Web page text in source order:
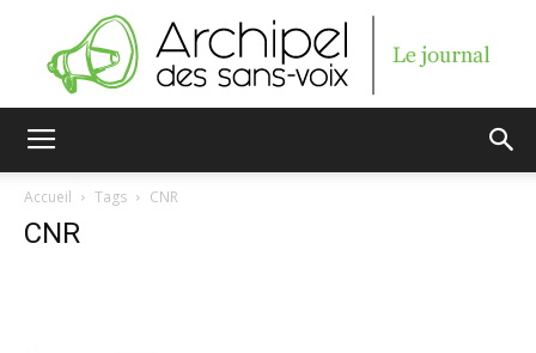
Accueil Tags CNR
CNR